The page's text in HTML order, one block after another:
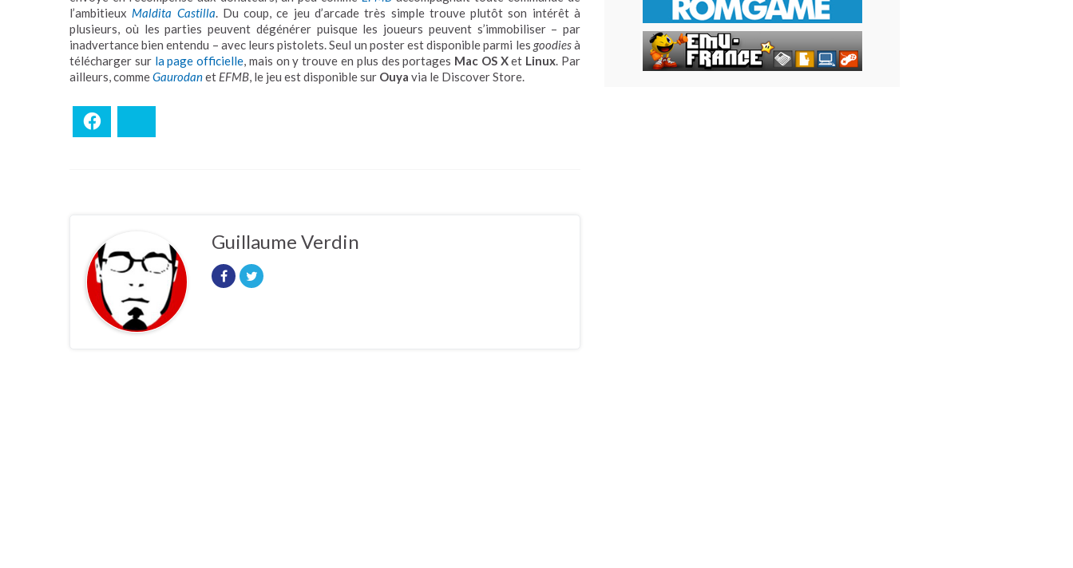
l’ambitieux Maldita Castilla. Du coup, ce jeu d’arcade très simple trouve plutôt son intérêt à
plusieurs, où les parties peuvent dégénérer puisque les joueurs peuvent s’immobiliser – par
inadvertance bien entendu – avec leurs pistolets. Seul un poster est disponible parmi les goodiesà
télécharger sur la page officielle, mais on y trouve en plus des portages Mac OS Xet Linux. Par
ailleurs, commeGaurodanet EFMB, le jeu est disponible sur Ouya via le Discover Store.
Guillaume Verdin